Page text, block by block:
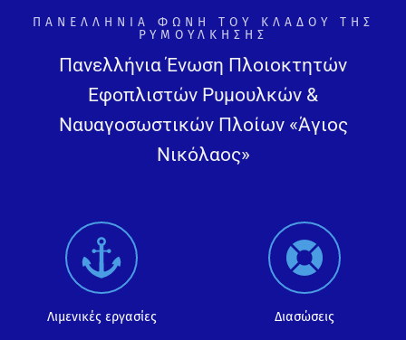
ΠΑΝΕΛΛΉΝΙΑ ΦΩΝΉ ΤΟΥ ΚΛΆΔΟΥ ΤΗΣ
ΡΥΜΟΎΛΚΗΣΗΣ
Πανελλήνια Ένωση Πλοιοκτητών
Εφοπλιστών Ρυμουλκών &
Ναυαγοσωστικών Πλοίων «Άγιος
Νικόλαος»
Λιμενικές εργασίες Διασώσεις